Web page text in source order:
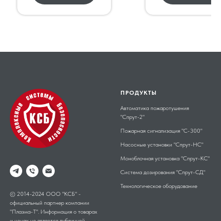
© 2014-2024 ООО "КСБ" -
официальный партнер компании
"Плазма-Т". Информация о товарах
ПРОДУКТЫ
Автоматика пожаротушения
"Спрут-2"
Пожарная сигнализация "С-300"
Насосные установки "Спрут-НС"
Моноблочная установка "Спрут-КС"
Система дозирования "Спрут-СД"
Технологическое оборудование